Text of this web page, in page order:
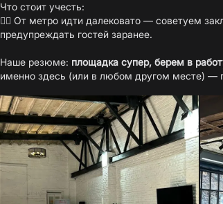
Что стоит учесть:
🚶‍♂️ От метро идти далековато — советуем
предупреждать гостей заранее.
Наше резюме: площадка супер, берем в
именно здесь (или в любом другом месте) —